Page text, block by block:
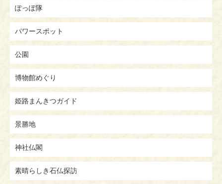
ぽっぽ隊
パワースポット
公園
博物館めぐり
姫路まんきつガイド
景勝地
神社仏閣
素晴らしき石仏探訪